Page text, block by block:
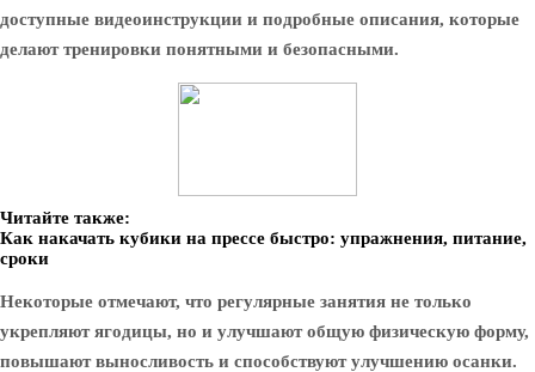
доступные видеоинструкции и подробные описания, которые
делают тренировки понятными и безопасными.
Читайте также:
Как накачать кубики на прессе быстро: упражнения, питание,
сроки
Некоторые отмечают, что регулярные занятия не только
укрепляют ягодицы, но и улучшают общую физическую форму,
повышают выносливость и способствуют улучшению осанки.